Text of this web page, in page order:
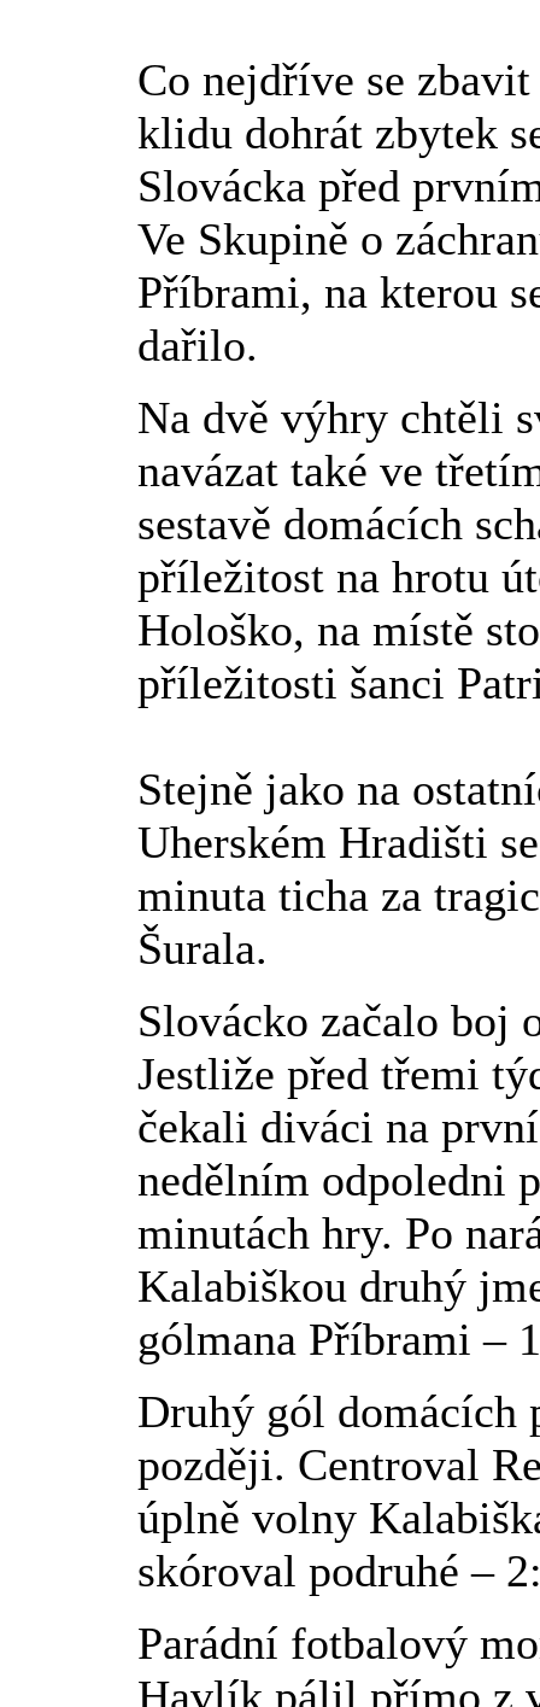
Co nejdříve se
klidu dohrát zbytek
Slovácka před
Ve Skupině o
Příbrami, na kterou
dařilo.
Na dvě výhry chtěli
navázat také ve
sestavě domácích
příležitost na hrotu
Hološko, na místě
příležitosti šanci
Stejně jako na
Uherském Hradišti
minuta ticha za
Šurala.
Slovácko začalo boj
Jestliže před třemi
čekali diváci na
nedělním odpoledni
minutách hry. Po
Kalabiškou druhý
gólmana Příbrami –
Druhý gól
později. Centroval
úplně volny
skóroval podruhé –
Parádní fotbalový
Havlík pálil přímo z